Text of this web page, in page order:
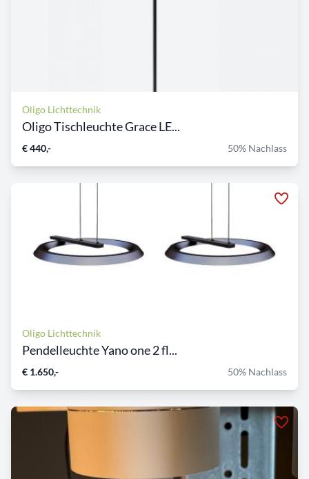
Oligo Lichttechnik
Oligo Tischleuchte Grace LE...
€ 440,- 50% Nachlass
Oligo Lichttechnik
Pendelleuchte Yano one 2 fl...
€ 1.650,- 50% Nachlass